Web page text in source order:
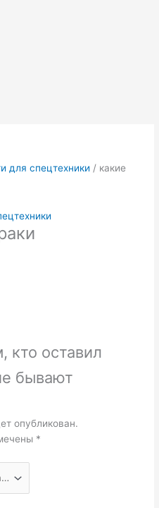
для спецтехники / какие
кто оставил
бывают
опубликован.
*